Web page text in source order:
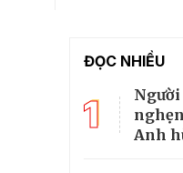
ĐỌC NHIỀU
1
Người
Anh